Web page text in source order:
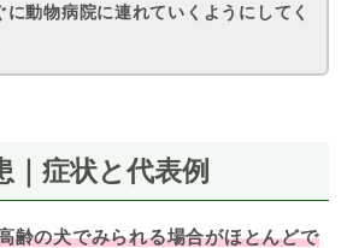
に動物病院に連れていくようにしてく
｜症状と代表例
齢の犬でみられる場合がほとんどで